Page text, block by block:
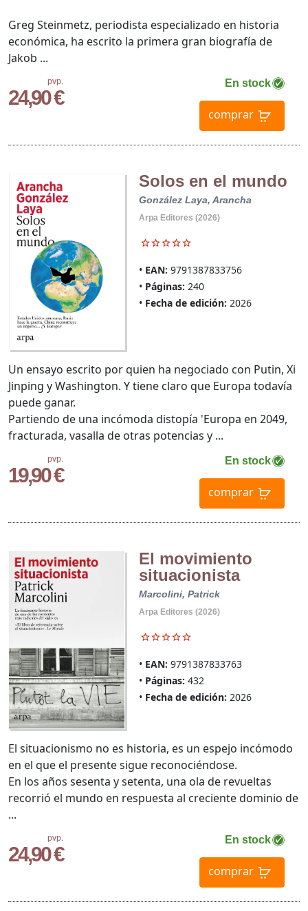
pvp.
24,90 €
En stock
comprar
Greg Steinmetz, periodista especializado en historia
económica, ha escrito la primera gran biografía de
Jakob ...
Solos en el mundo
González Laya, Arancha
Arpa Editores (2026)
EAN: 9791387833756
Páginas: 240
Fecha de edición: 2026
pvp.
19,90 €
En stock
comprar
Un ensayo escrito por quien ha negociado con Putin, Xi
Jinping y Washington. Y tiene claro que Europa todavía
puede ganar.
Partiendo de una incómoda distopía 'Europa en 2049,
fracturada, vasalla de otras potencias y ...
El movimiento
situacionista
Marcolini, Patrick
Arpa Editores (2026)
EAN: 9791387833763
Páginas: 432
Fecha de edición: 2026
pvp.
24,90 €
En stock
comprar
El situacionismo no es historia, es un espejo incómodo
en el que el presente sigue reconociéndose.
En los años sesenta y setenta, una ola de revueltas
recorrió el mundo en respuesta al creciente dominio de
...